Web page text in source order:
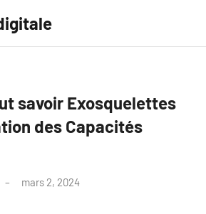
savoir Exosquelettes
des Capacités
mars 2, 2024